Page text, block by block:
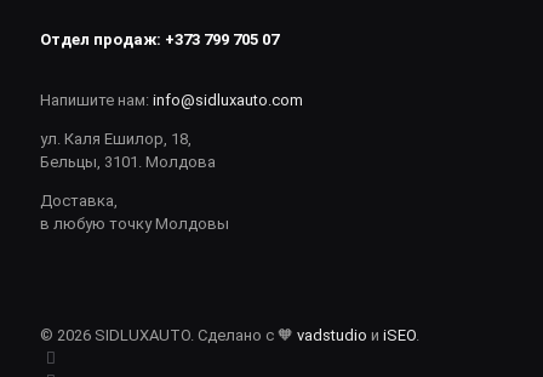
Отдел продаж: +373 799 705 07
Напишите нам: info@sidluxauto.com
ул. Каля Ешилор, 18,
Бельцы, 3101. Молдова
Доставка,
в любую точку Молдовы
© 2026 SIDLUXAUTO. Сделано с 🧡 vadstudio и iSEO